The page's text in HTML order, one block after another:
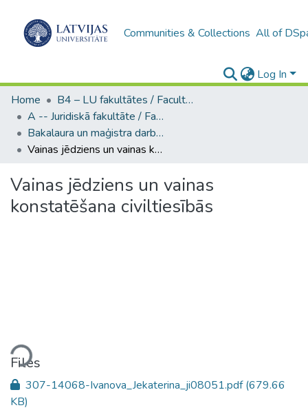
Communities & Collections All of
Log In
Home
B4 – LU fakultātes / Faculties of the UL
A -- Juridiskā fakultāte / Faculty of Law
Bakalaura un maģistra darbi (JF) / Bachelor's and Master's theses
Vainas jēdziens un vainas konstatēšana civiltiesībās
Vainas jēdziens un vainas
konstatēšana civiltiesībās
Files
307-14068-Ivanova_Jekaterina_ji08051.pdf(679.66
KB)